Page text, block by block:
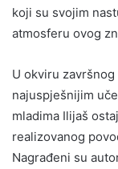
koji su svojim
atmosferu ovog
U okviru
najuspješnijim
mladima Ilijaš
realizovanog
Nagrađeni su